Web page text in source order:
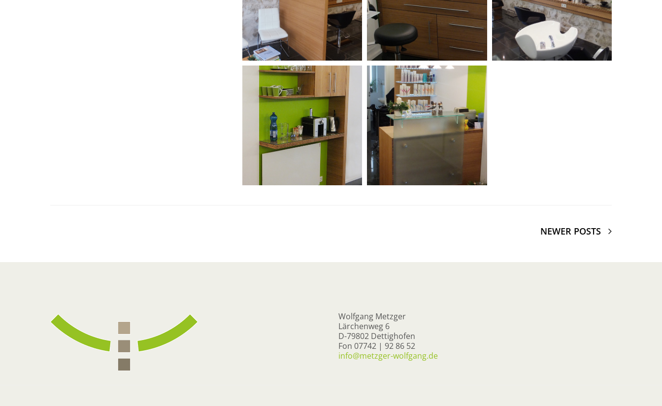
NEWER POSTS
Wolfgang Metzger
Lärchenweg 6
D-79802 Dettighofen
Fon 07742 | 92 86 52
info@metzger-wolfgang.de